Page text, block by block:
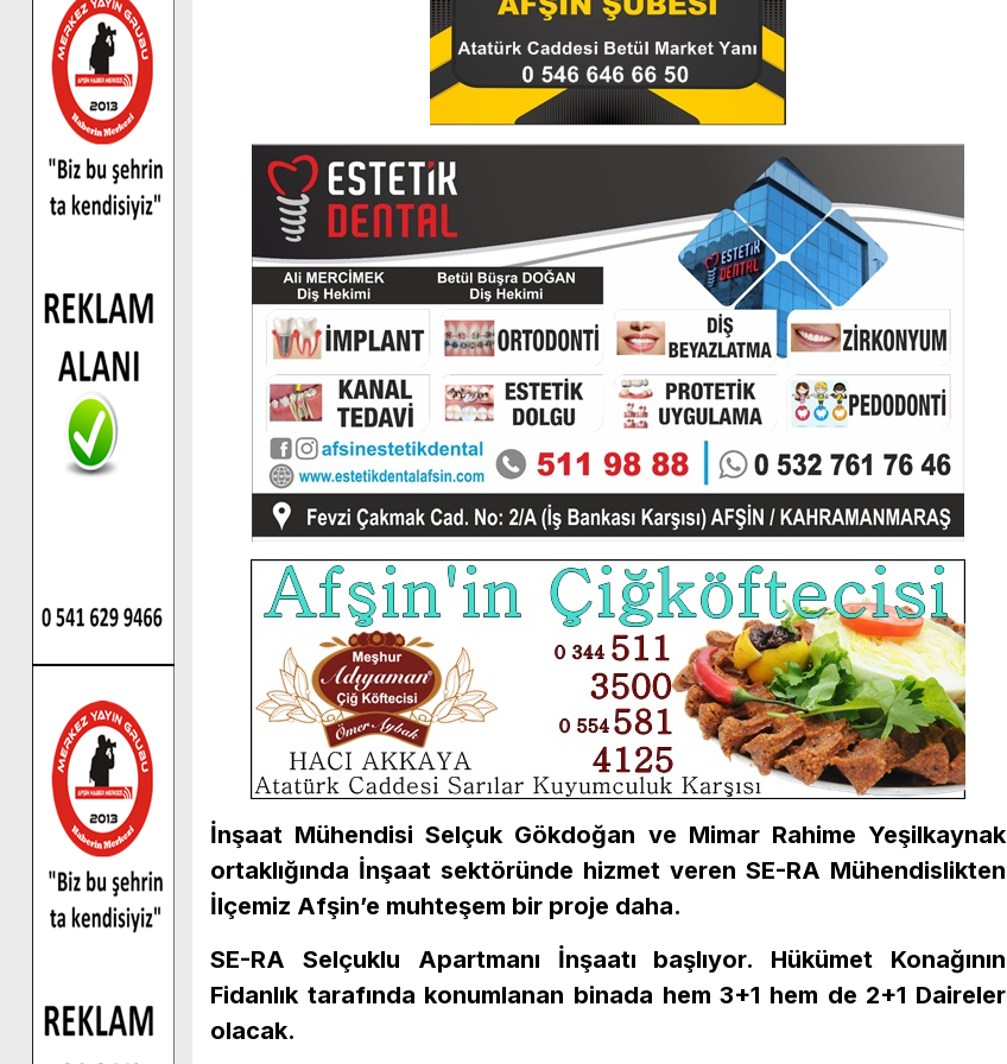
İnşaat Mühendisi Selçuk Gökdoğan ve Mimar Rahime Yeşilkaynak
ortaklığında İnşaat sektöründe hizmet veren SE-RA Mühendislikten
İlçemiz Afşin’e muhteşem bir proje daha.
SE-RA Selçuklu Apartmanı İnşaatı başlıyor. Hükümet Konağının
Fidanlık tarafında konumlanan binada hem 3+1 hem de 2+1 Daireler
olacak.